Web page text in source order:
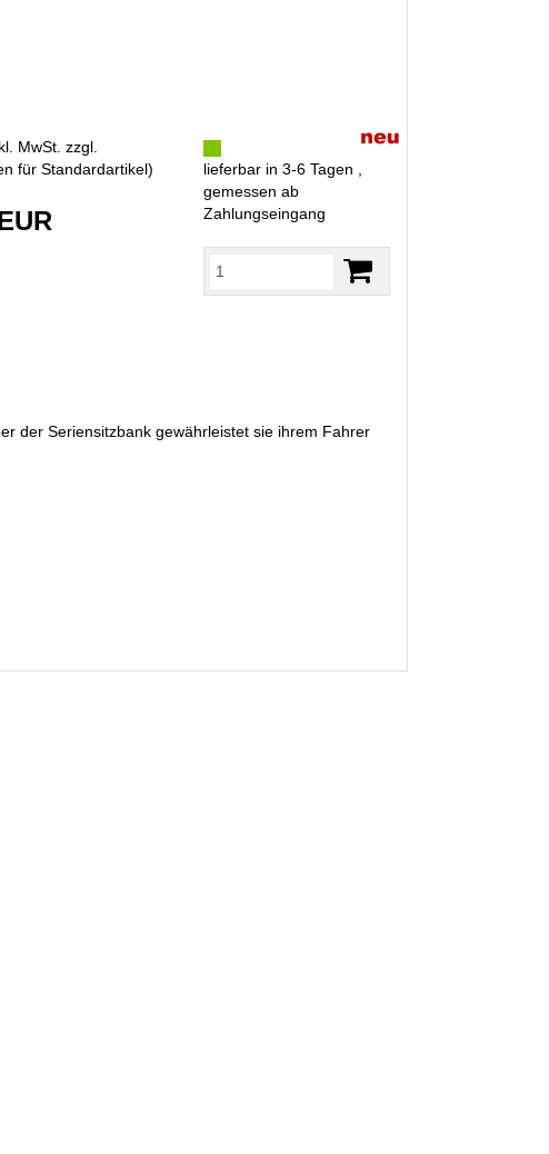
MwSt. zzgl.
für Standardartikel)
lieferbar in 3-6 Tagen ,
gemessen ab
Zahlungseingang
der Seriensitzbank gewährleistet sie ihrem Fahrer